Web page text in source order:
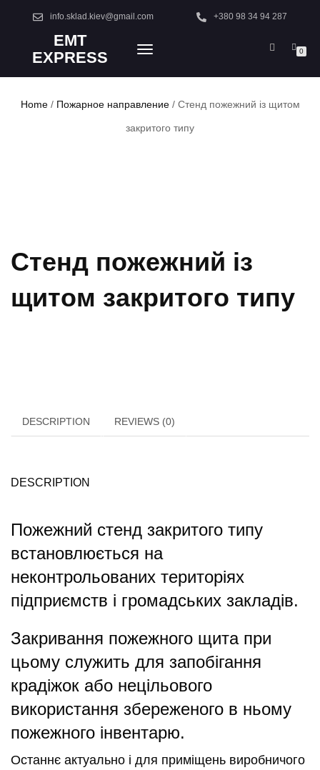
info.sklad.kiev@gmail.com +380 98 34 94 287
EMT
EXPRESS
TOGGLE
0
Home/ Пожарное направление/ Стенд пожежний із щитом
закритого типу
Стенд пожежний із
щитом закритого типу
DESCRIPTION REVIEWS (0)
DESCRIPTION
Пожежний стенд закритого типу
встановлюється на
неконтрольованих територіях
підприємств і громадських закладів.
Закривання пожежного щита при
цьому служить для запобігання
крадіжок або нецільового
використання збереженого в ньому
пожежного інвентарю.
Останнє актуально і для приміщень виробничого